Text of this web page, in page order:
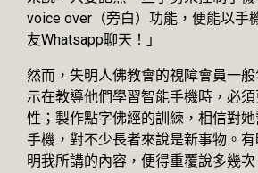
voice over（旁白）功能，便能以手
友Whatsapp聊天！」
然而，失明人佛教會的視障會員一
示在教導他們學習智能手機時，必
性；製作點字佛經的訓練，相信對
手機，對不少長者來說是新事物。
明我所講的內容，便得重覆說多幾